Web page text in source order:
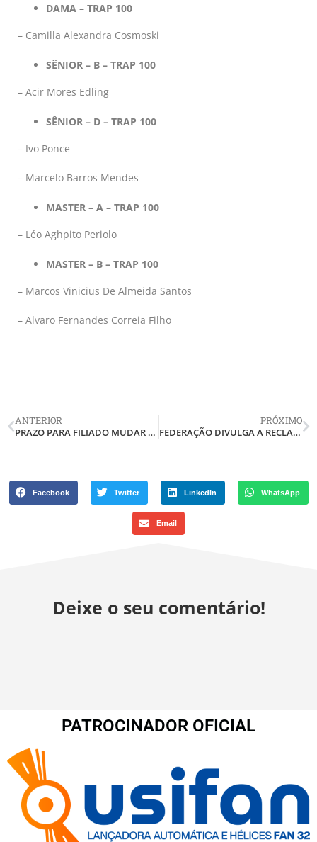
DAMA – TRAP 100
– Camilla Alexandra Cosmoski
SÊNIOR – B – TRAP 100
– Acir Mores Edling
SÊNIOR – D – TRAP 100
– Ivo Ponce
– Marcelo Barros Mendes
MASTER – A – TRAP 100
– Léo Aghpito Periolo
MASTER – B – TRAP 100
– Marcos Vinicius De Almeida Santos
– Alvaro Fernandes Correia Filho
ANTERIOR
PRAZO PARA FILIADO MUDAR DE CLUBE EXPIRA EM 31/01/2020
PRÓXIMO
FEDERAÇÃO DIVULGA A RECLASSIFICAÇÃO DAS CLASSES PARA A TEMPORADA 2020
Facebook Twitter LinkedIn WhatsApp
Email
Deixe o seu comentário!
PATROCINADOR OFICIAL